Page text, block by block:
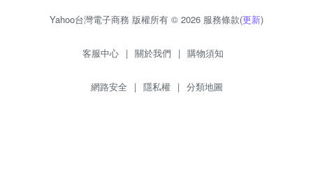
Yahoo台灣電子商務 版權所有 © 2026 服務條款(更新)
客服中心 | 關於我們 | 購物須知
網路安全 | 隱私權 | 分類地圖